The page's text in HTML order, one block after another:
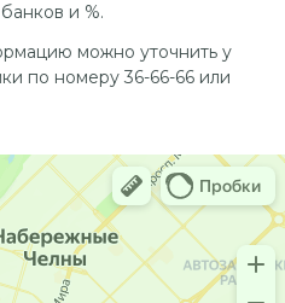
и %.
можно уточнить у
по номеру 36-66-66 или